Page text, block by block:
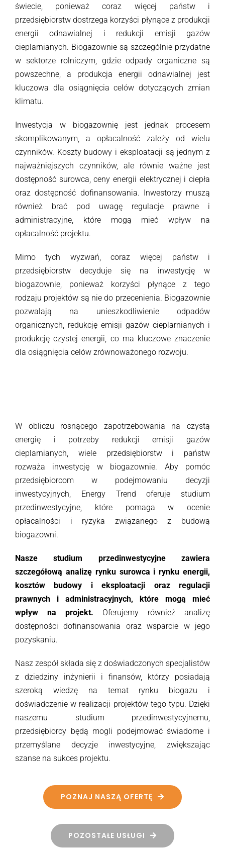
świecie, ponieważ coraz więcej państw i
przedsiębiorstw dostrzega korzyści płynące z produkcji
energii odnawialnej i redukcji emisji gazów
cieplarnianych. Biogazownie są szczególnie przydatne
w sektorze rolniczym, gdzie odpady organiczne są
powszechne, a produkcja energii odnawialnej jest
kluczowa dla osiągnięcia celów dotyczących zmian
klimatu.
Inwestycja w biogazownię jest jednak procesem
skomplikowanym, a opłacalność zależy od wielu
czynników. Koszty budowy i eksploatacji są jednym z
najważniejszych czynników, ale równie ważne jest
dostępność surowca, ceny energii elektrycznej i ciepła
oraz dostępność dofinansowania. Inwestorzy muszą
również brać pod uwagę regulacje prawne i
administracyjne, które mogą mieć wpływ na
opłacalność projektu.
Mimo tych wyzwań, coraz więcej państw i
przedsiębiorstw decyduje się na inwestycję w
biogazownie, ponieważ korzyści płynące z tego
rodzaju projektów są nie do przecenienia. Biogazownie
pozwalają na unieszkodliwienie odpadów
organicznych, redukcję emisji gazów cieplarnianych i
produkcję czystej energii, co ma kluczowe znaczenie
dla osiągnięcia celów zrównoważonego rozwoju.
W obliczu rosnącego zapotrzebowania na czystą
energię i potrzeby redukcji emisji gazów
cieplarnianych, wiele przedsiębiorstw i państw
rozważa inwestycję w biogazownie. Aby pomóc
przedsiębiorcom w podejmowaniu decyzji
inwestycyjnych, Energy Trend oferuje studium
przedinwestycyjne, które pomaga w ocenie
opłacalności i ryzyka związanego z budową
biogazowni.
Nasze studium przedinwestycyjne zawiera
szczegółową analizę rynku surowca i rynku energii,
kosztów budowy i eksploatacji oraz regulacji
prawnych i administracyjnych, które mogą mieć
wpływ na projekt. Oferujemy również analizę
dostępności dofinansowania oraz wsparcie w jego
pozyskaniu.
Nasz zespół składa się z doświadczonych specjalistów
z dziedziny inżynierii i finansów, którzy posiadają
szeroką wiedzę na temat rynku biogazu i
doświadczenie w realizacji projektów tego typu. Dzięki
naszemu studium przedinwestycyjnemu,
przedsiębiorcy będą mogli podejmować świadome i
przemyślane decyzje inwestycyjne, zwiększając
szanse na sukces projektu.
POZNAJ NASZĄ OFERTĘ
POZOSTAŁE USŁUGI